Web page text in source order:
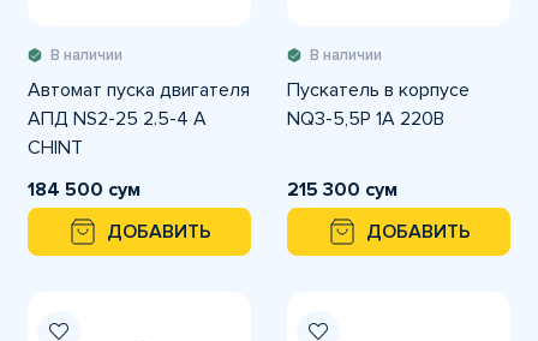
В наличии
Автомат пуска двигателя
АПД NS2-25 2.5-4 A
CHINT
184 500 сум
ДОБАВИТЬ
В наличии
Пускатель в корпусе
NQ3-5,5P 1A 220В
215 300 сум
ДОБАВИТЬ